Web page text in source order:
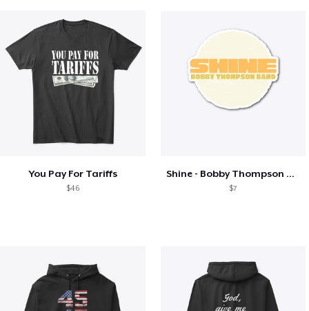
You Pay For Tariffs
$46
Shine - Bobby Thompson Band Merch
$7